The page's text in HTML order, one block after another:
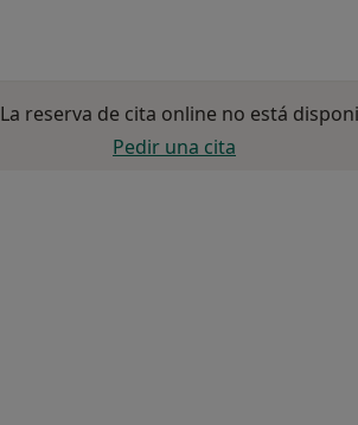
La reserva de cita online no está
Pedir una cita